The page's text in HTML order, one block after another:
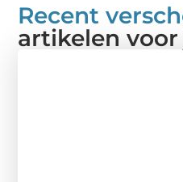
Recent
artikelen voor